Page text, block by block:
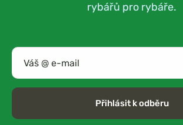
rybářů pro rybáře.
Přihlásit k odběru